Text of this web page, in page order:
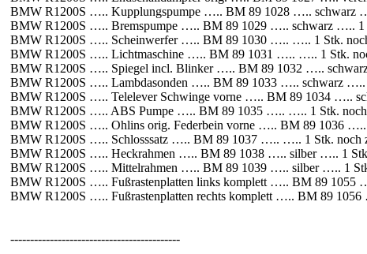
BMW R1200S ….. Kupplungspumpe ….. BM 89 1028 ….. schwarz
BMW R1200S ….. Bremspumpe ….. BM 89 1029 ….. schwarz ….. 1
BMW R1200S ….. Scheinwerfer ….. BM 89 1030 ….. ….. 1 Stk.
BMW R1200S ….. Lichtmaschine ….. BM 89 1031 ….. ….. 1 Stk.
BMW R1200S ….. Spiegel incl. Blinker ….. BM 89 1032 …..
BMW R1200S ….. Lambdasonden ….. BM 89 1033 ….. schwarz …..
BMW R1200S ….. Telelever Schwinge vorne ….. BM 89 1034 …..
BMW R1200S ….. ABS Pumpe ….. BM 89 1035 ….. ….. 1 Stk. noch
BMW R1200S ….. Ohlins orig. Federbein vorne ….. BM 89 1036
BMW R1200S ….. Schlosssatz ….. BM 89 1037 ….. ….. 1 Stk. noch
BMW R1200S ….. Heckrahmen ….. BM 89 1038 ….. silber ….. 1 Stk.
BMW R1200S ….. Mittelrahmen ….. BM 89 1039 ….. silber ….. 1
BMW R1200S ….. Fußrastenplatten links komplett ….. BM 89 1055
BMW R1200S ….. Fußrastenplatten rechts komplett ….. BM 89
-------------------------------------------